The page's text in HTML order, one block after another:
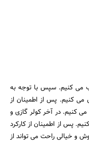
می کنیم. سپس با توجه به
کنیم. پس از اطمینان از
کنیم. در آخر کولر گازی و
پس از اطمینان از کارکرد
و خیالی راحت می تواند از